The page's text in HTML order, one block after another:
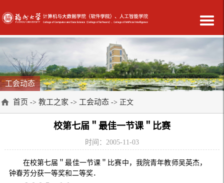
工会动态
首页 -> 教工之家 -> 工会动态 -> 正文
校第七届＂最佳一节课＂比赛
时间：2005-11-03
在校第七届＂最佳一节课＂比赛中，我院青年教师吴英杰，
钟春芳分获一等奖和二等奖．